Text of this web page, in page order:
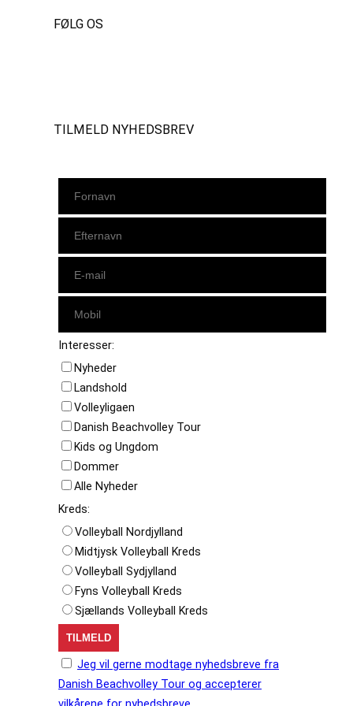
FØLG OS
TILMELD NYHEDSBREV
Interesser:
Nyheder
Landshold
Volleyligaen
Danish Beachvolley Tour
Kids og Ungdom
Dommer
Alle Nyheder
Kreds:
Volleyball Nordjylland
Midtjysk Volleyball Kreds
Volleyball Sydjylland
Fyns Volleyball Kreds
Sjællands Volleyball Kreds
Jeg vil gerne modtage nyhedsbreve fra
Danish Beachvolley Tour og accepterer